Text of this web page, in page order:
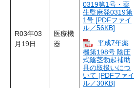
R03年03
月19日
医療機
器
0319第1号・薬
生監麻発0319第
1号 [PDFファイ
ル／56KB]
平成7年薬
機第198号 陰圧
式陰茎勃起補助
具の取扱いにつ
いて [PDFファイ
ル／30KB]